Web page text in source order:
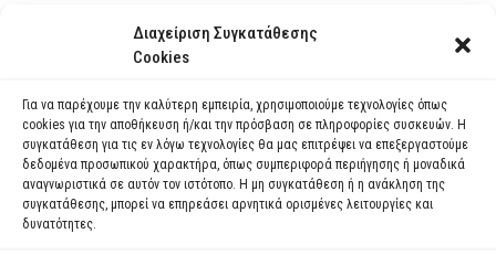
Διαχείριση Συγκατάθεσης
Cookies
Για να παρέχουμε την καλύτερη εμπειρία, χρησιμοποιούμε τεχνολογίες όπως
cookies για την αποθήκευση ή/και την πρόσβαση σε πληροφορίες συσκευών. Η
συγκατάθεση για τις εν λόγω τεχνολογίες θα μας επιτρέψει να επεξεργαστούμε
δεδομένα προσωπικού χαρακτήρα, όπως συμπεριφορά περιήγησης ή μοναδικά
αναγνωριστικά σε αυτόν τον ιστότοπο. Η μη συγκατάθεση ή η ανάκληση της
συγκατάθεσης, μπορεί να επηρεάσει αρνητικά ορισμένες λειτουργίες και
δυνατότητες.
ΔΙΑΒΆΣΤΕ ΠΕΡΙΣΣΌΤΕΡΑ